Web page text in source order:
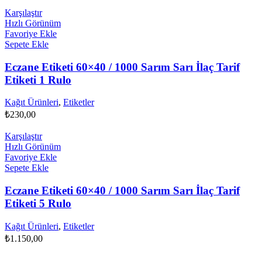
Karşılaştır
Hızlı Görünüm
Favoriye Ekle
Sepete Ekle
Eczane Etiketi 60×40 / 1000 Sarım Sarı İlaç Tarif
Etiketi 1 Rulo
Kağıt Ürünleri, Etiketler
₺230,00
Karşılaştır
Hızlı Görünüm
Favoriye Ekle
Sepete Ekle
Eczane Etiketi 60×40 / 1000 Sarım Sarı İlaç Tarif
Etiketi 5 Rulo
Kağıt Ürünleri, Etiketler
₺1.150,00